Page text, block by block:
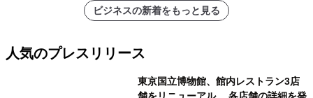
ビジネスの新着をもっと見る
人気のプレスリリース
東京国立博物館、館内レストラン3店